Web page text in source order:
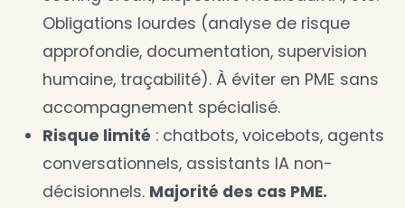
Obligations lourdes (analyse de risque
approfondie, documentation, supervision
humaine, traçabilité). À éviter en PME sans
accompagnement spécialisé.
Risque limité : chatbots, voicebots, agents
conversationnels, assistants IA non-
décisionnels. Majorité des cas PME.